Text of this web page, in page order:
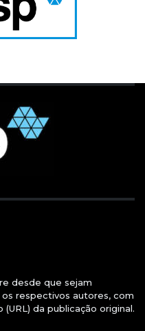
desde que sejam
os respectivos autores, com
da publicação original.